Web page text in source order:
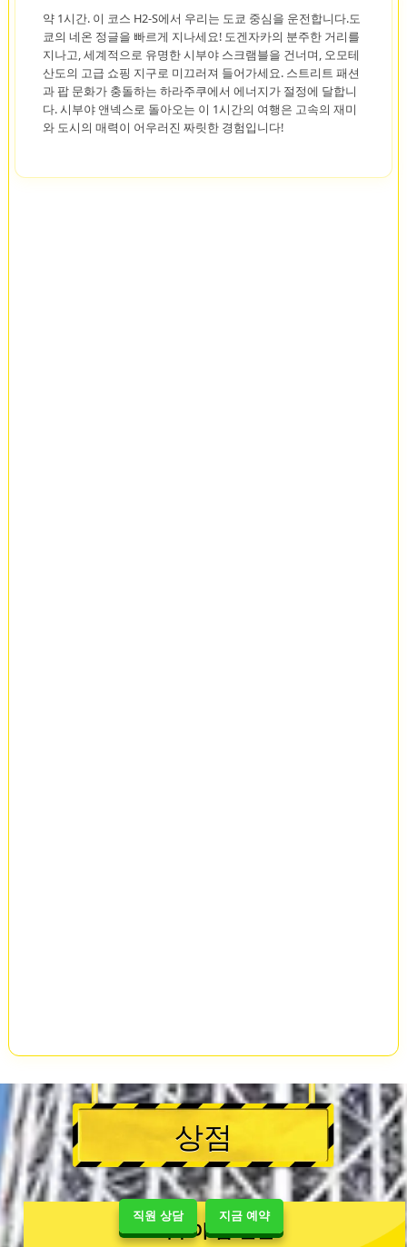
직원 상담 지금 예약
약 1시간. 이 코스 H2-S에서 우리는 도쿄 중심을 운전합니다.도
쿄의 네온 정글을 빠르게 지나세요! 도겐자카의 분주한 거리를
지나고, 세계적으로 유명한 시부야 스크램블을 건너며, 오모테
산도의 고급 쇼핑 지구로 미끄러져 들어가세요. 스트리트 패션
과 팝 문화가 충돌하는 하라주쿠에서 에너지가 절정에 달합니
다. 시부야 앤넥스로 돌아오는 이 1시간의 여행은 고속의 재미
와 도시의 매력이 어우러진 짜릿한 경험입니다!
상점
시부야 샵 별관